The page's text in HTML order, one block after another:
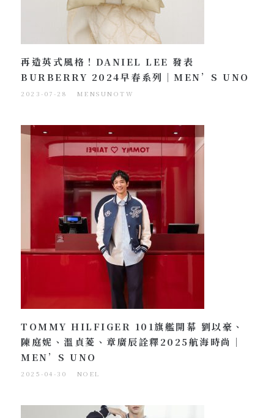
再造英式風格！DANIEL LEE 發表
BURBERRY 2024早春系列｜MEN’S UNO
2023-07-28 MENSUNOTW
TOMMY HILFIGER 101旗艦開幕 劉以豪、
陳庭妮、溫貞菱、章廣辰詮釋2025航海時尚｜
MEN’S UNO
2025-04-30 NOEL